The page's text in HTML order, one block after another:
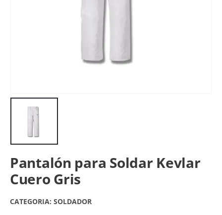
Pantalón para Soldar Kevlar
Cuero Gris
CATEGORIA: SOLDADOR